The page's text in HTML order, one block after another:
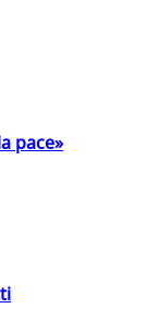
pace»